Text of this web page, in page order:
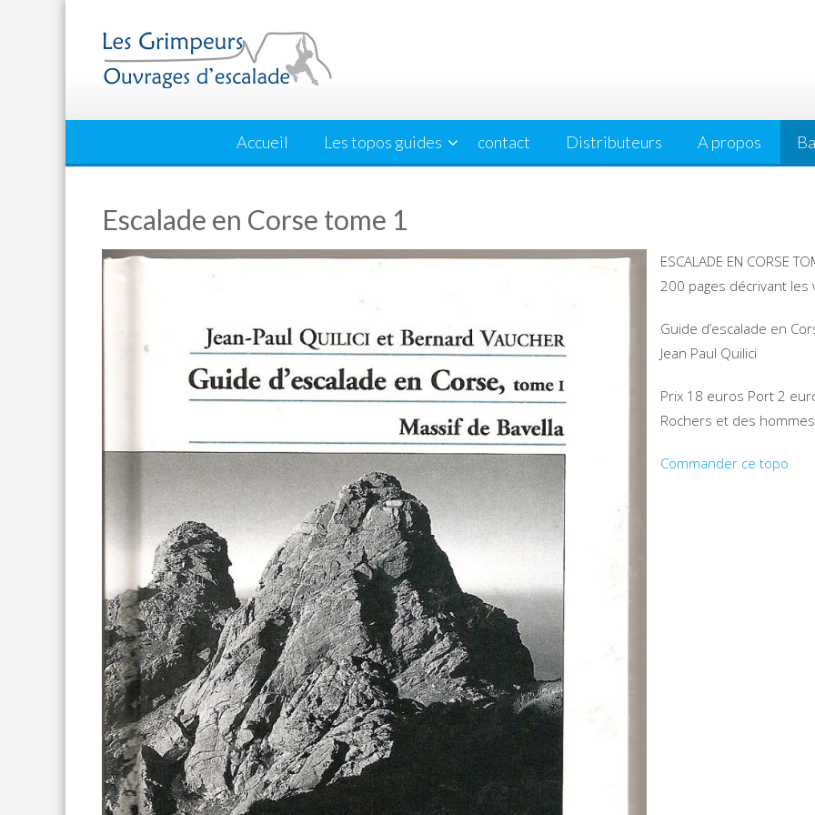
Accueil Les topos guides contact Distributeurs A propos
Escalade en Corse tome 1
ESCALADE EN CORSE
200 pages décrivant les
Guide d’escalade en
Jean Paul Quilici
Prix 18 euros Port 2
Rochers et des
Commander ce topo